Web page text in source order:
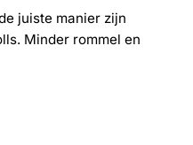
juiste manier zijn
Minder rommel en